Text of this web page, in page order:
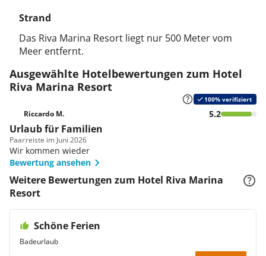
Strand
Das Riva Marina Resort liegt nur 500 Meter vom
Meer entfernt.
Ausgewählte Hotelbewertungen zum Hotel
Riva Marina Resort
100% verifiziert
Riccardo M. 5.2
Urlaub für Familien
Paarreiste im Juni 2026
Wir kommen wieder
Bewertung ansehen
Weitere Bewertungen zum Hotel Riva Marina
Resort
Schöne Ferien
Badeurlaub